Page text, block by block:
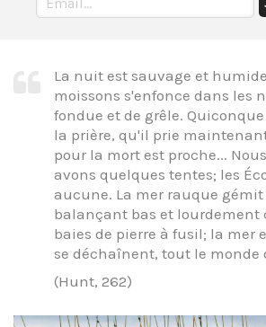
La nuit est sauvage et
moissons s'enfonce dans les
fondue et de grêle.
la prière, qu'il prie
pour la mort est proche...
avons quelques tentes; les
aucune. La mer rauque gémit
balançant bas et lourdement
baies de pierre à fusil; la mer
se déchaînent, tout le monde
(Hunt, 262)